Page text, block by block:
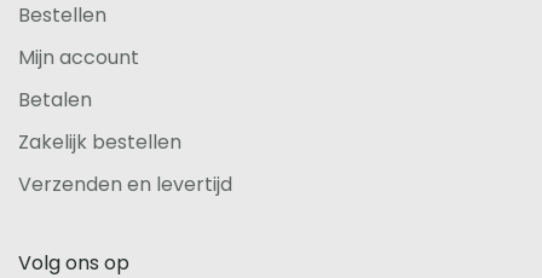
Bestellen
Mijn account
Betalen
Zakelijk bestellen
Verzenden en levertijd
Volg ons op